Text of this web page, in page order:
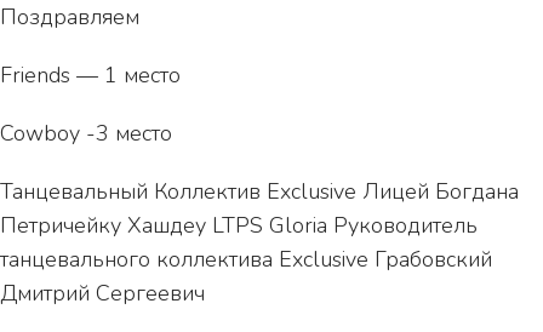
Поздравляем
Friends — 1 место
Cowboy -3 место
Танцевальный Коллектив Exclusive Лицей Богдана
Петричейку Хашдеу LTPS Gloria Руководитель
танцевального коллектива Exclusive Грабовский
Дмитрий Сергеевич